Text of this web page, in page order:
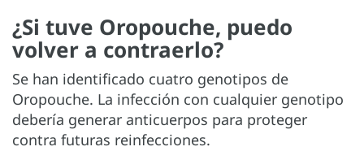
¿Si tuve Oropouche, puedo
volver a contraerlo?
Se han identificado cuatro genotipos de
Oropouche. La infección con cualquier genotipo
debería generar anticuerpos para proteger
contra futuras reinfecciones.